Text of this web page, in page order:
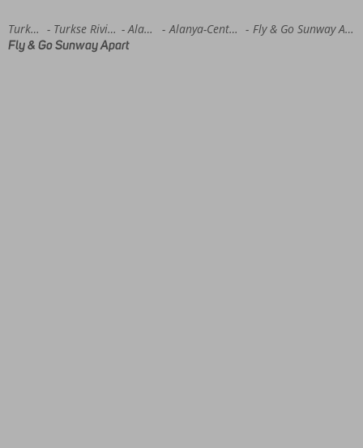
Home Turkije Turkse Riviera Alanya Alanya-Centrum
Fly & Go Sunway Apart
Fly & Go Sunway Apart